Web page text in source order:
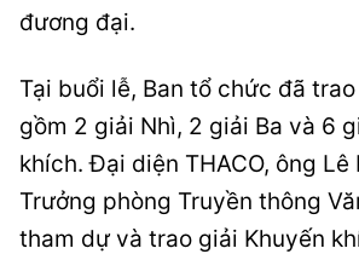
đương đại.
Tại buổi lễ, Ban tổ chức đã
gồm 2 giải Nhì, 2 giải Ba và 6
khích. Đại diện THACO, ông Lê
Trưởng phòng Truyền thông
tham dự và trao giải Khuyến